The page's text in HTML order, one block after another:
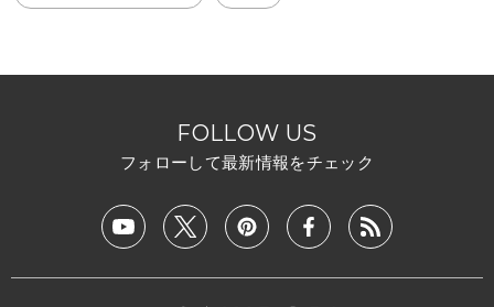
FOLLOW US
フォローして最新情報をチェック